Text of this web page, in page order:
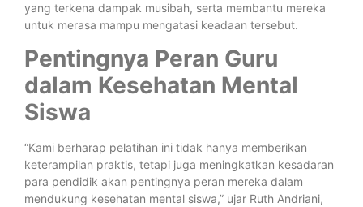
yang terkena dampak musibah, serta membantu mereka
untuk merasa mampu mengatasi keadaan tersebut.
Pentingnya Peran Guru
dalam Kesehatan Mental
Siswa
“Kami berharap pelatihan ini tidak hanya memberikan
keterampilan praktis, tetapi juga meningkatkan kesadaran
para pendidik akan pentingnya peran mereka dalam
mendukung kesehatan mental siswa,” ujar Ruth Andriani,